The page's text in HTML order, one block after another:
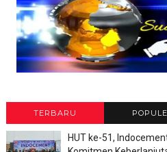
TERBARU
HUT ke-51,